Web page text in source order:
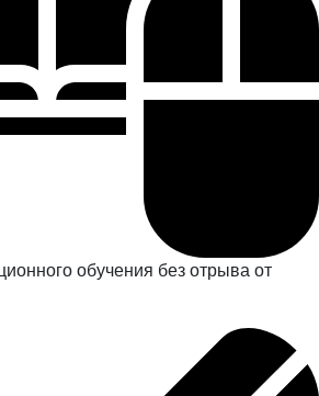
обучения без отрыва от